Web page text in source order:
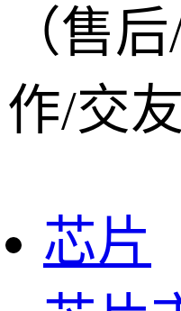
（售
作/交友
芯片